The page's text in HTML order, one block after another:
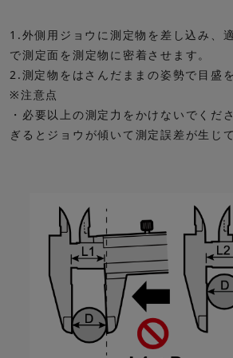
1.外側用ジョウに測定物を差し込み、
で測定面を測定物に密着させます。
2.測定物をはさんだままの姿勢で目盛
※注意点
・必要以上の測定力をかけないでくだ
ぎるとジョウが傾いて測定誤差が生じ